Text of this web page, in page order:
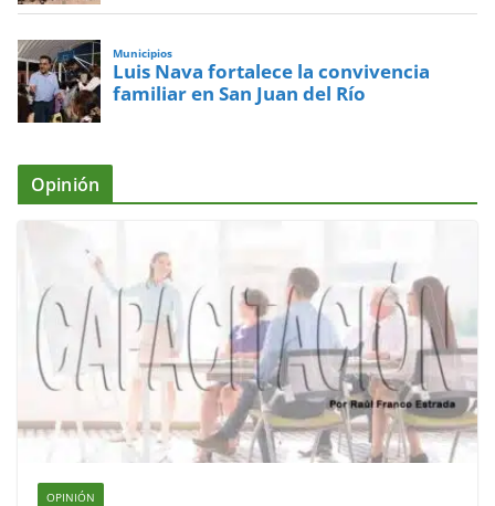
Municipios
Luis Nava fortalece la convivencia
familiar en San Juan del Río
Opinión
OPINIÓN